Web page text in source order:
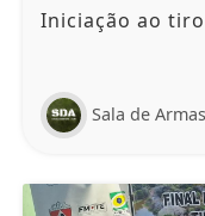
Iniciação ao
Sala de